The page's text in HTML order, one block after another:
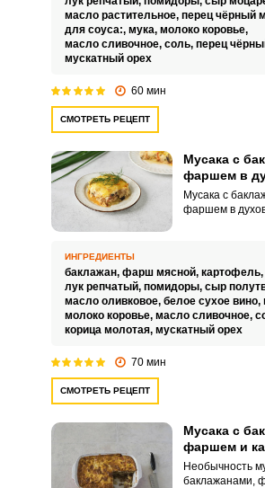
Также
греческой
интересной
масло растительное, перец чёрный
для соуса:, мука, молоко коровье,
масло сливочное, соль, перец
мускатный орех
60 мин
СМОТРЕТЬ РЕЦЕПТ
Мусака с
фаршем в
Мусака с
фаршем в
домашнему
праздничному
ИНГРЕДИЕНТЫ
баклажан, фарш мясной, картофель,
лук репчатый, помидоры, сыр
масло оливковое, белое сухое вино,
молоко коровье, масло сливочное,
корица молотая, мускатный орех
70 мин
СМОТРЕТЬ РЕЦЕПТ
Мусака с
фаршем и
Необычность
баклажанами,